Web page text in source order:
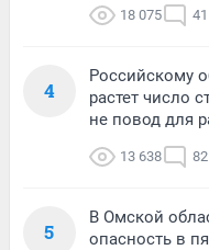
18 075 41
4
Российскому
растет число
не повод для
13 638 82
5
В Омской
опасность в